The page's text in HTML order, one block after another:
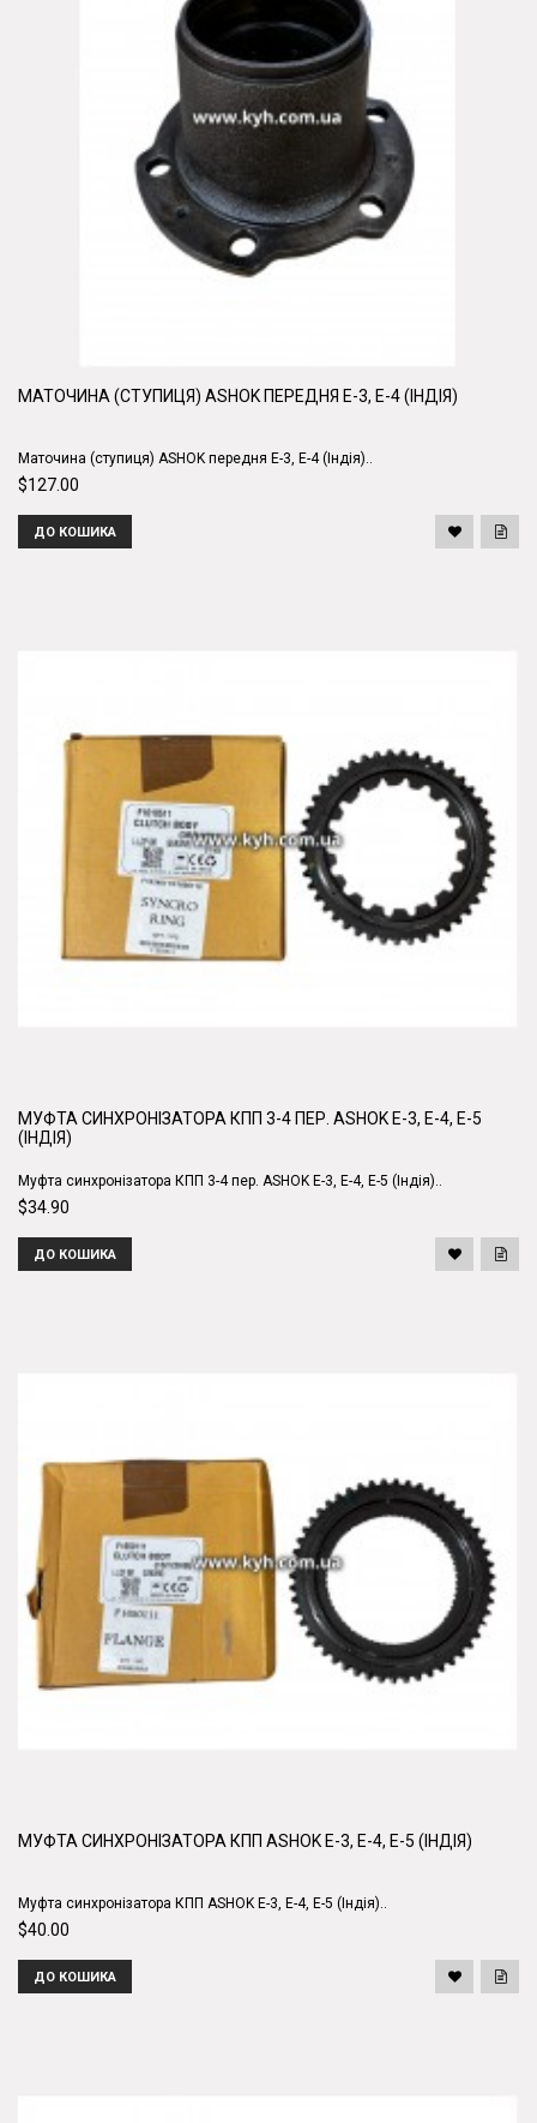
МАТОЧИНА (СТУПИЦЯ) ASHOK ПЕРЕДНЯ Е-3, E-4 (ІНДІЯ)
Маточина (ступиця) ASHOK передня Е-3, E-4 (Індія)..
$127.00
ДО КОШИКА
МУФТА СИНХРОНІЗАТОРА КПП 3-4 ПЕР. ASHOK E-3, E-4, E-5
(ІНДІЯ)
Муфта синхронізатора КПП 3-4 пер. ASHOK E-3, E-4, E-5 (Індія)..
$34.90
ДО КОШИКА
МУФТА СИНХРОНІЗАТОРА КПП ASHOK E-3, E-4, E-5 (ІНДІЯ)
Муфта синхронізатора КПП ASHOK E-3, E-4, E-5 (Індія)..
$40.00
ДО КОШИКА